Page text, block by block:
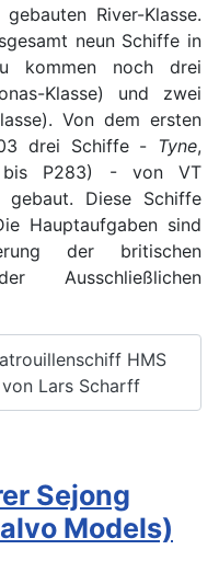
River-Klasse.
neun Schiffe in
kommen noch drei
Klasse) und zwei
Von dem ersten
drei Schiffe - Tyne,
P283) - von VT
gebaut. Diese Schiffe
Hauptaufgaben sind
der britischen
Ausschließlichen
HMS
Lars Scharff
Sejong
Models)